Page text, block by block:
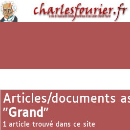
Articles/documents
"Grand "
1 article trouvé dans ce site